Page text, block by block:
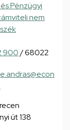
Pénzügyi
nem
900/ 68022
út 138